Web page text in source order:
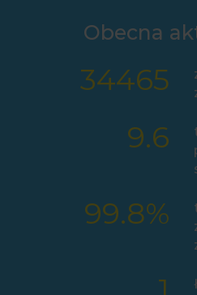
Obecna
34465
9.6
99.8%